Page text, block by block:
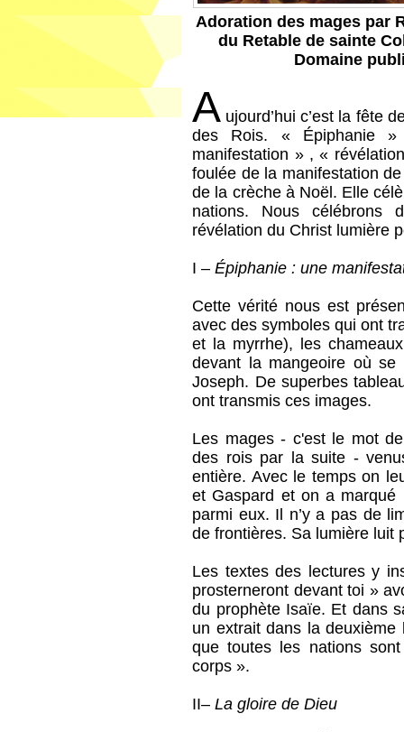
Adoration des mages par
du Retable de sainte
Domaine
A ujourd’hui c’est la fête
des Rois. « Épiphanie
manifestation » , «
foulée de la manifestation
de la crèche à Noël. Elle
nations. Nous célébrons
révélation du Christ lumière
I –Épiphanie : une
Cette vérité nous est
avec des symboles qui ont
et la myrrhe), les
devant la mangeoire où
Joseph. De superbes
ont transmis ces images.
Les mages - c'est le mot
des rois par la suite -
entière. Avec le temps on
et Gaspard et on a marqué
parmi eux. Il n’y a pas de
de frontières. Sa lumière luit
Les textes des lectures y
prosterneront devant toi »
du prophète Isaïe. Et dans
un extrait dans la deuxième
que toutes les nations
corps ».
II–La gloire de Dieu